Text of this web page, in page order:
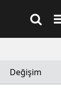
Değişim